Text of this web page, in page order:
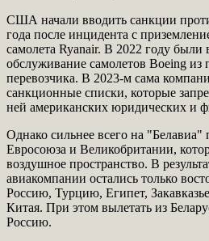
США начали вводить санкции
года после инцидента с
самолета Ryanair. В 2022 году были
обслуживание самолетов Boeing из
перевозчика. В 2023-м сама
санкционные списки, которые
ней американских юридических и
Однако сильнее всего на "Белавиа"
Евросоюза и Великобритании,
воздушное пространство. В
авиакомпании остались только
Россию, Турцию, Египет,
Китая. При этом вылетать из
Россию.